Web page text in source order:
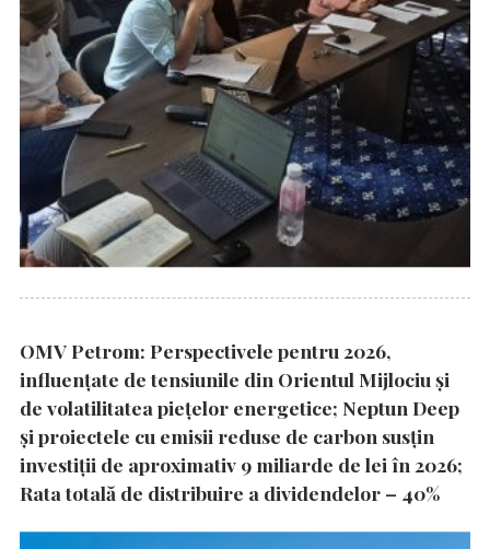
OMV Petrom: Perspectivele pentru 2026,
influențate de tensiunile din Orientul Mijlociu și
de volatilitatea piețelor energetice; Neptun Deep
și proiectele cu emisii reduse de carbon susțin
investiții de aproximativ 9 miliarde de lei în 2026;
Rata totală de distribuire a dividendelor – 40%